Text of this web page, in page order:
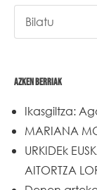
AZKEN BERRIAK
Ikasgiltza:
MARIANA
URKIDEk
AITORTZA